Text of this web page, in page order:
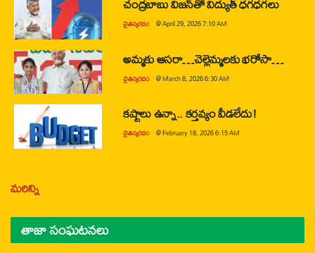
చైతన్యరధం @April 29, 2026 7:10 AM
అమ్మకు ఆసరా…చెల్లెమ్మలకు భరోసా…
చైతన్యరధం @March 8, 2026 6:30 AM
కష్టాలు ఉన్నా.. కర్తవ్యం వీడలేదు!
చైతన్యరధం @February 18, 2026 6:15 AM
మరిన్ని
తాజా సంఘటనలు